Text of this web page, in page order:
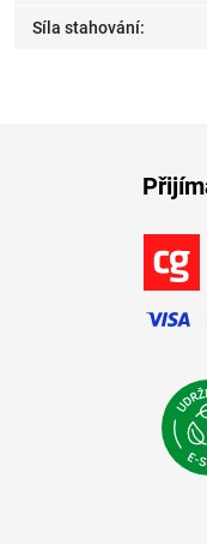
Síla stahování: